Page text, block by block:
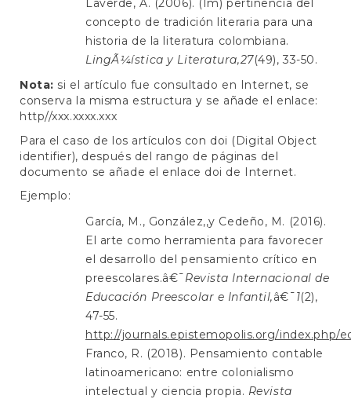
concepto de tradición literaria para una
historia de la literatura colombiana.
LingÃ¼ística y Literatura,27(49), 33-50.
Nota: si el artículo fue consultado en Internet, se
conserva la misma estructura y se añade el enlace:
http//xxx.xxxx.xxx
Para el caso de los artículos con doi (Digital Object
identifier), después del rango de páginas del
documento se añade el enlace doi de Internet.
Ejemplo:
García, M., González,,y Cedeño, M. (2016).
El arte como herramienta para favorecer
el desarrollo del pensamiento crítico en
preescolares.â€¯Revista Internacional de
Educación Preescolar e Infantil,â€¯1(2),
47-55.
http://journals.epistemopolis.org/index.php/
Franco, R. (2018). Pensamiento contable
latinoamericano: entre colonialismo
intelectual y ciencia propia. Revista